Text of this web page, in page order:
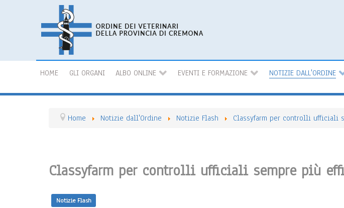
HOME GLI ORGANI ALBO ONLINE EVENTI E FORMAZIONE NOTIZIE DALL'ORDINE
Home Notizie dall'Ordine Notizie Flash Classyfarm per controlli ufficiali
Classyfarm per controlli ufficiali sempre più
Notizie Flash